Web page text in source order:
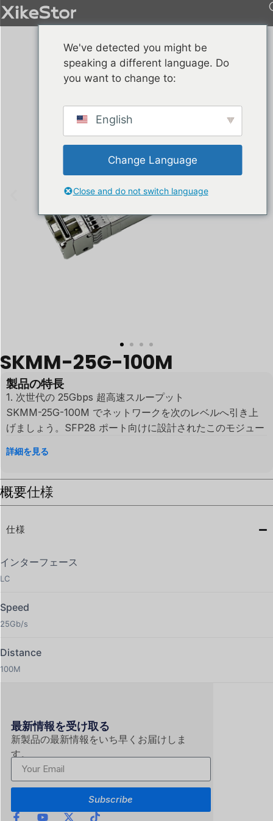
SKMM-25G-100M
製品の特長
1.⁠ 次世代の 25Gbps 超高速スループット
SKMM-25G-100M でネットワークを次のレベルへ引き上
げましょう。SFP28 ポート向けに設計されたこのモジュー
10G SFP+ モジュールの 2.5 倍の帯域幅を提供します。ボ
ターや企業ネットワークのアップグレードに最適です。
高密度な短距離導入に合わせて調整されたこのモジュール
トします。低遅延と高い安定性が不可欠な Top-of-
Rack（ToR）、Leaf-Spine アーキテクチャ、および高速
効率の高いソリューションです。
ェース
標準的な LC デュプレックスコネクタを採用した SKMM-
ームファクタにより、重要な機器の電源を落とすことな
く、シームレスな設置と「オンザフライ」でのネットワー
ク拡張が可能です。
4.⁠ 先進の低消費電力設計と効率的な熱管理
最新のグリーンデータセンター向けに設計されたこの 25G
トランシーバーは、低消費電力に最適化されています。優
詳細を見る
概要仕様
仕様
インターフェース
LC
Speed
25Gb/s
Distance
100M
最新情報を受け取る
新製品の最新情報をいち早くお届けしま
す。
Subscribe
We've detected you might be
speaking a different language. Do
you want to change to:
English
Change Language
Close and do not switch language